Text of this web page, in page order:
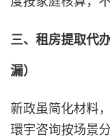
三、租房提取代
漏）
新政虽简化材料
環宇咨询按场景